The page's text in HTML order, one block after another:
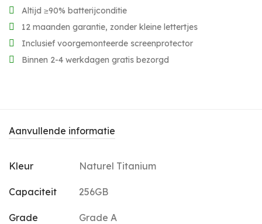
Altijd ≥90% batterijconditie
12 maanden garantie, zonder kleine lettertjes
Inclusief voorgemonteerde screenprotector
Binnen 2-4 werkdagen gratis bezorgd
Aanvullende informatie
Kleur Naturel Titanium
Capaciteit 256GB
Grade Grade A